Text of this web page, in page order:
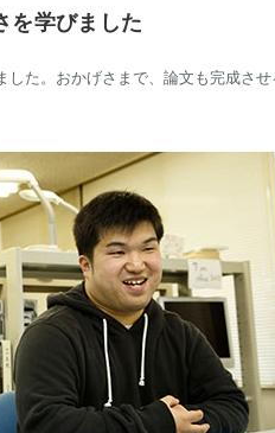
を学びました
た。おかげさまで、論文も完成させ